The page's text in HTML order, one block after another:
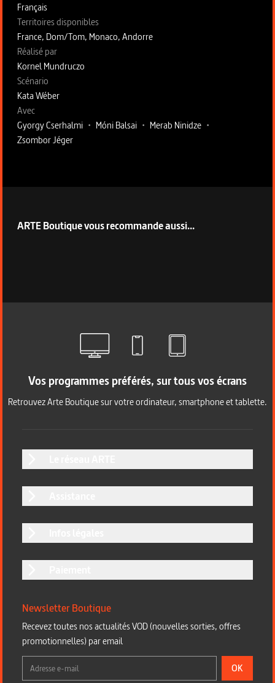
Français
Territoires disponibles
France, Dom/Tom, Monaco, Andorre
Fiche technique section droite
Réalisé par
Kornel Mundruczo
Scénario
Kata Wéber
Avec
Gyorgy Cserhalmi • Móni Balsai • Merab Ninidze •
Zsombor Jéger
ARTE Boutique vous recommande aussi...
Vos programmes préférés, sur tous vos écrans
Retrouvez Arte Boutique sur votre ordinateur, smartphone et tablette.
Newsletter Boutique
Recevez toutes nos actualités VOD (nouvelles sorties, offres
promotionnelles) par email
OK